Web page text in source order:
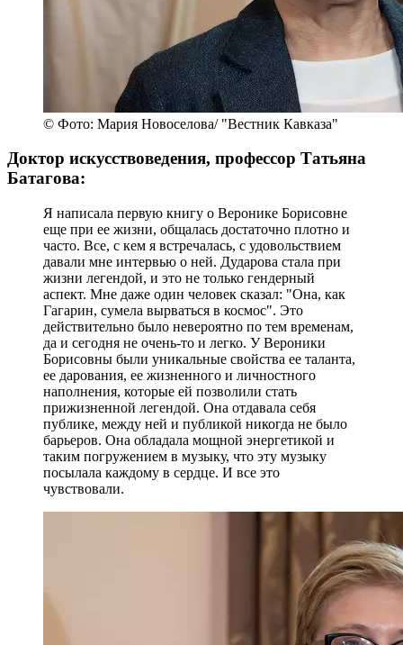
© Фото: Мария Новоселова/ "Вестник Кавказа"
Доктор искусствоведения, профессор Татьяна
Батагова:
Я написала первую книгу о Веронике Борисовне
еще при ее жизни, общалась достаточно плотно и
часто. Все, с кем я встречалась, с удовольствием
давали мне интервью о ней. Дударова стала при
жизни легендой, и это не только гендерный
аспект. Мне даже один человек сказал: "Она, как
Гагарин, сумела вырваться в космос". Это
действительно было невероятно по тем временам,
да и сегодня не очень-то и легко. У Вероники
Борисовны были уникальные свойства ее таланта,
ее дарования, ее жизненного и личностного
наполнения, которые ей позволили стать
прижизненной легендой. Она отдавала себя
публике, между ней и публикой никогда не было
барьеров. Она обладала мощной энергетикой и
таким погружением в музыку, что эту музыку
посылала каждому в сердце. И все это
чувствовали.